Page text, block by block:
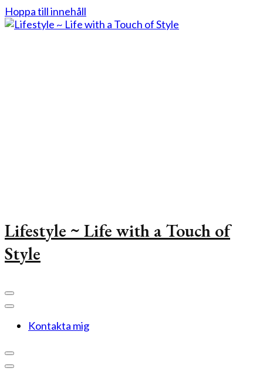
Hoppa till innehåll
Lifestyle ~ Life with a Touch of
Style
Kontakta mig